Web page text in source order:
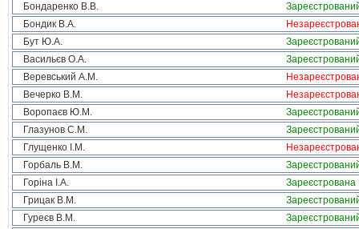
Бондаренко В.В.
Бондик В.А.
Бут Ю.А.
Васильєв О.А.
Веревський А.М.
Вечерко В.М.
Воропаєв Ю.М.
Глазунов С.М.
Глущенко І.М.
Горбаль В.М.
Горіна І.А.
Зареєстрована
Грицак В.М.
Гуреєв В.М.